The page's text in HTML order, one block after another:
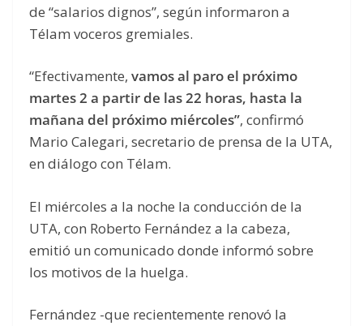
de “salarios dignos”, según informaron a
Télam voceros gremiales.
“Efectivamente, vamos al paro el próximo
martes 2 a partir de las 22 horas, hasta la
mañana del próximo miércoles”, confirmó
Mario Calegari, secretario de prensa de la UTA,
en diálogo con Télam.
El miércoles a la noche la conducción de la
UTA, con Roberto Fernández a la cabeza,
emitió un comunicado donde informó sobre
los motivos de la huelga.
Fernández -que recientemente renovó la